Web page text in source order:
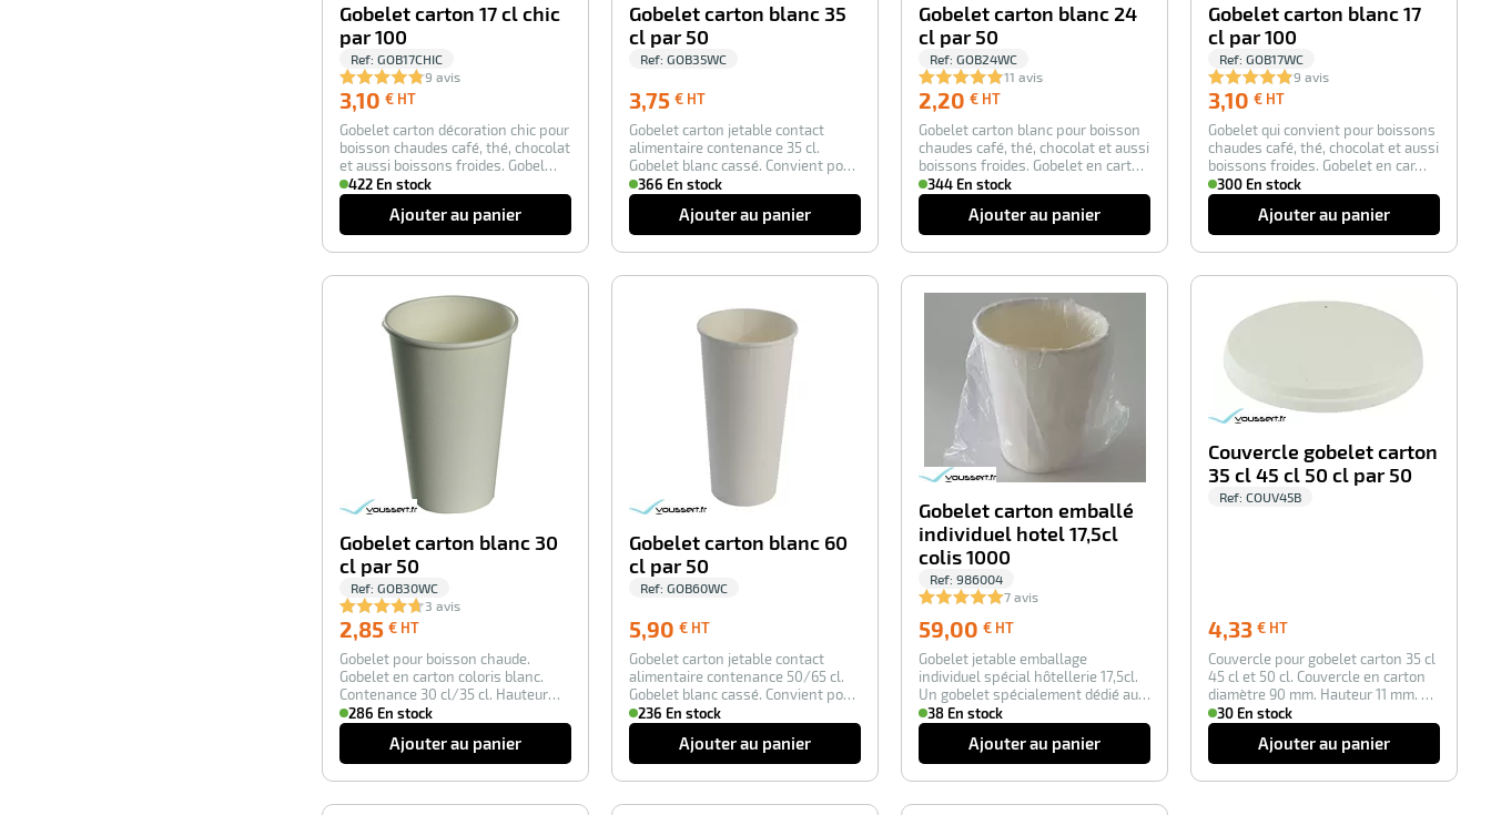
Gobelet carton 17 cl chic
par 100
Ref: GOB17CHIC
9 avis
3,10 € HT
HT
Gobelet carton décoration chic pour
boisson chaudes café, thé, chocolat
et aussi boissons froides. Gobel…
422 En stock
Ajouter au panier
Gobelet carton blanc 35
cl par 50
Ref: GOB35WC
3,75 € HT
HT
Gobelet carton jetable contact
alimentaire contenance 35 cl.
Gobelet blanc cassé. Convient pour
boissons…
366 En stock
Ajouter au panier
Gobelet carton blanc 24
cl par 50
Ref: GOB24WC
11 avis
2,20 € HT
HT
Gobelet carton blanc pour boisson
chaudes café, thé, chocolat et aussi
boissons froides. Gobelet en cart…
344 En stock
Ajouter au panier
Gobelet carton blanc 17
cl par 100
Ref: GOB17WC
9 avis
3,10 € HT
HT
Gobelet qui convient pour boissons
chaudes café, thé, chocolat et aussi
boissons froides. Gobelet en car…
300 En stock
Ajouter au panier
Gobelet carton blanc 30
cl par 50
Ref: GOB30WC
3 avis
2,85 € HT
HT
Gobelet pour boisson chaude.
Gobelet en carton coloris blanc.
Contenance 30 cl/35 cl. Hauteur
105 mm. Dia…
286 En stock
Ajouter au panier
Gobelet carton blanc 60
cl par 50
Ref: GOB60WC
5,90 € HT
HT
Gobelet carton jetable contact
alimentaire contenance 50/65 cl.
Gobelet blanc cassé. Convient pour
boiss…
236 En stock
Ajouter au panier
Gobelet carton emballé
individuel hotel 17,5cl
colis 1000
Ref: 986004
7 avis
59,00 € HT
HT
Gobelet jetable emballage
individuel spécial hôtellerie 17,5cl.
Un gobelet spécialement dédié aux
hôtels,…
38 En stock
Ajouter au panier
Couvercle gobelet carton
35 cl 45 cl 50 cl par 50
Ref: COUV45B
4,33 € HT
HT
Couvercle pour gobelet carton 35 cl
45 cl et 50 cl. Couvercle en carton
diamètre 90 mm. Hauteur 11 mm. …
30 En stock
Ajouter au panier